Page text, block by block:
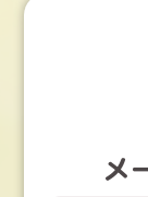
メ